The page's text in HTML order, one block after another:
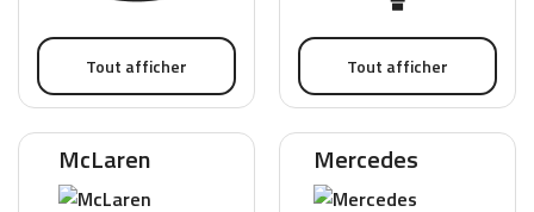
Tout afficher Tout afficher
McLaren Mercedes